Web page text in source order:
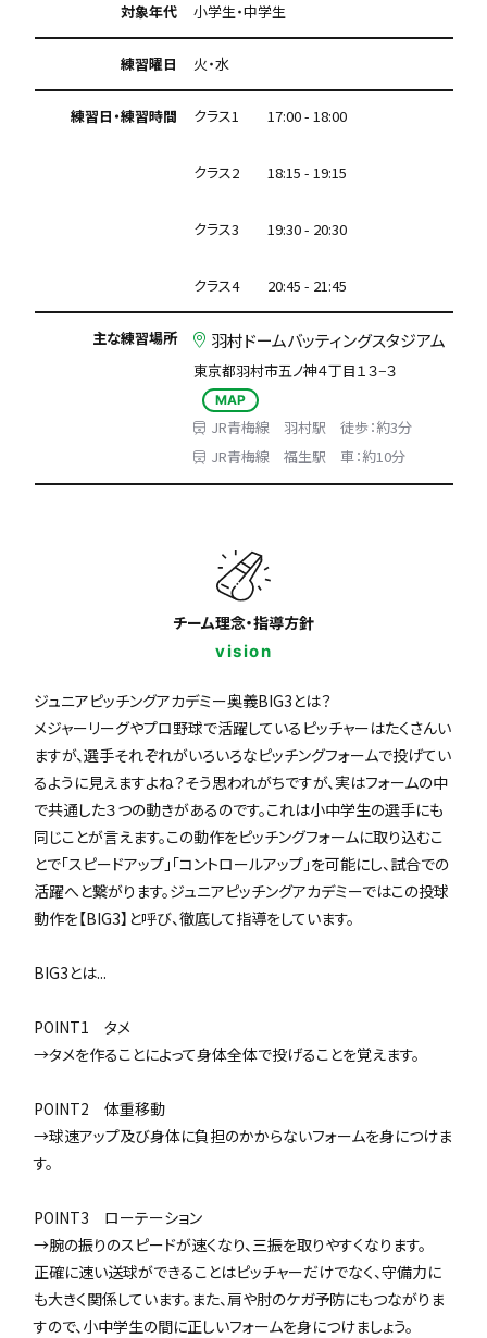
対象年代 小学生・中学生
練習曜日 火・水
練習日・練習時間 クラス1 17:00 - 18:00
クラス2 18:15 - 19:15
クラス3 19:30 - 20:30
クラス4 20:45 - 21:45
主な練習場所 羽村ドームバッティングスタジアム
東京都羽村市五ノ神４丁目１３−３
MAP
JR青梅線 羽村駅 徒歩：約3分
JR青梅線 福生駅 車：約10分
チーム理念・指導方針
vision
ジュニアピッチングアカデミー奥義BIG3とは？
メジャーリーグやプロ野球で活躍しているピッチャーはたくさんい
ますが、選手それぞれがいろいろなピッチングフォームで投げてい
るように見えますよね？そう思われがちですが、実はフォームの中
で共通した３つの動きがあるのです。これは小中学生の選手にも
同じことが言えます。この動作をピッチングフォームに取り込むこ
とで「スピードアップ」「コントロールアップ」を可能にし、試合での
活躍へと繋がります。ジュニアピッチングアカデミーではこの投球
動作を【BIG3】と呼び、徹底して指導をしています。
BIG3とは...
POINT1 タメ
→タメを作ることによって身体全体で投げることを覚えます。
POINT2 体重移動
→球速アップ及び身体に負担のかからないフォームを身につけま
す。
POINT3 ローテーション
→腕の振りのスピードが速くなり、三振を取りやすくなります。
正確に速い送球ができることはピッチャーだけでなく、守備力に
も大きく関係しています。また、肩や肘のケガ予防にもつながりま
すので、小中学生の間に正しいフォームを身につけましょう。